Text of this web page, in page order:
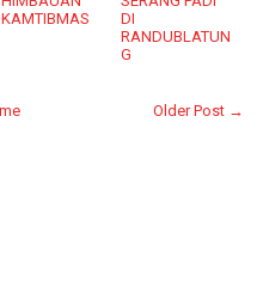
KAMTIBMAS
DI
RANDUBLATUN
G
Older Post →